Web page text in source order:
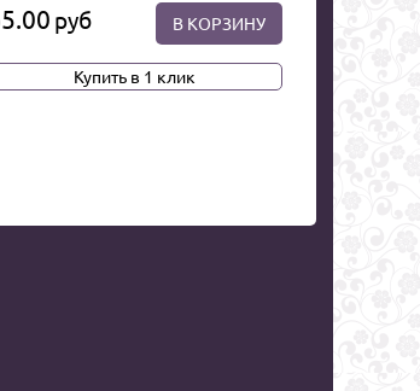
руб В КОРЗИНУ
Купить в 1 клик